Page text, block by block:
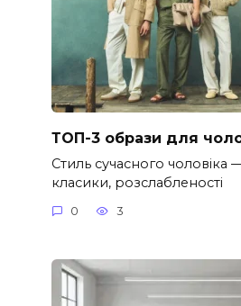
ТОП-3 образи для
Стиль сучасного чоловіка
класики, розслабленості
0 3